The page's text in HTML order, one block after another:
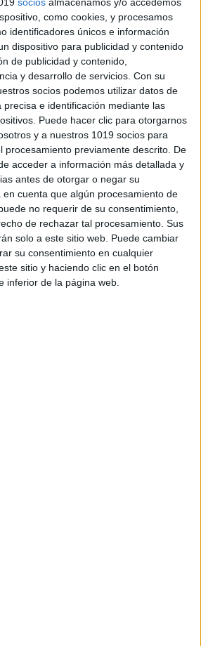
como cookies, y procesamos
identificadores únicos e información
dispositivo para publicidad y contenido
de publicidad y contenido,
y desarrollo de servicios. Con su
socios podemos utilizar datos de
precisa e identificación mediante las
Puede hacer clic para otorgarnos
y a nuestros 1019 socios para
procesamiento previamente descrito. De
acceder a información más detallada y
antes de otorgar o negar su
en cuenta que algún procesamiento de
no requerir de su consentimiento,
de rechazar tal procesamiento. Sus
solo a este sitio web. Puede cambiar
su consentimiento en cualquier
sitio y haciendo clic en el botón
inferior de la página web.